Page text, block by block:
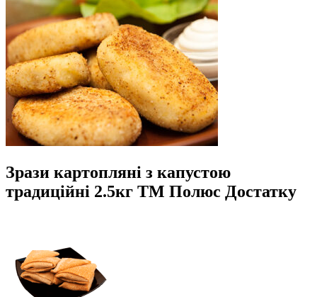
Зрази картопляні з капустою
традиційні 2.5кг ТМ Полюс Достатку